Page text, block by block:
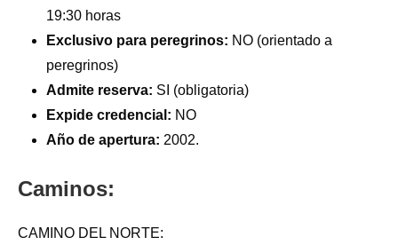
19:30 horas
Exclusivo para peregrinos: NO (orientado a
peregrinos)
Admite reserva: SI (obligatoria)
Expide credencial: NO
Año de apertura: 2002.
Caminos:
CAMINO DEL NORTE: